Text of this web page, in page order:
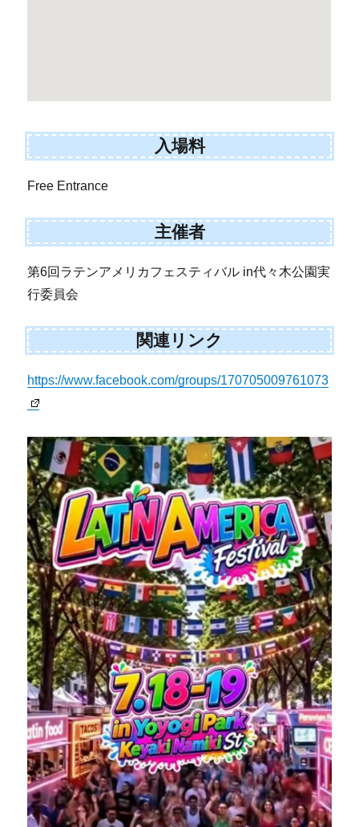
入場料
Free Entrance
主催者
第6回ラテンアメリカフェスティバル in代々木公園実
行委員会
関連リンク
https://www.facebook.com/groups/170705009761073